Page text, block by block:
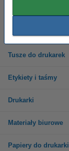
Tusze do drukarek
Etykiety i taśmy
Drukarki
Materiały biurowe
Papiery do drukarki